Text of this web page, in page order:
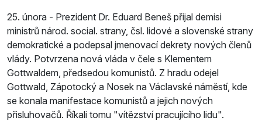
25. února - Prezident Dr. Eduard Beneš přijal demisi
ministrů národ. social. strany, čsl. lidové a slovenské strany
demokratické a podepsal jmenovací dekrety nových členů
vlády. Potvrzena nová vláda v čele s Klementem
Gottwaldem, předsedou komunistů. Z hradu odejel
Gottwald, Zápotocký a Nosek na Václavské náměstí, kde
se konala manifestace komunistů a jejich nových
přisluhovačů. Říkali tomu "vítězství pracujícího lidu".